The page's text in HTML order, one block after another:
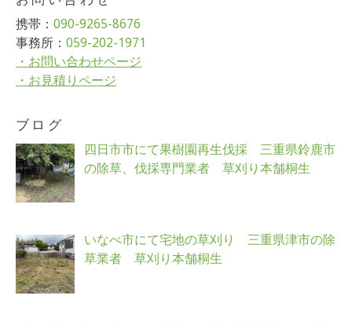
携帯： 090-9265-8676
事務所： 059-202-1971
・お問い合わせページ
・お見積りページ
ブログ
四日市市にて果樹園再生伐採 三重県鈴鹿市
の除草、伐採専門業者 草刈り本舗桐生
いなべ市にて宅地の草刈り 三重県津市の除
草業者 草刈り本舗桐生